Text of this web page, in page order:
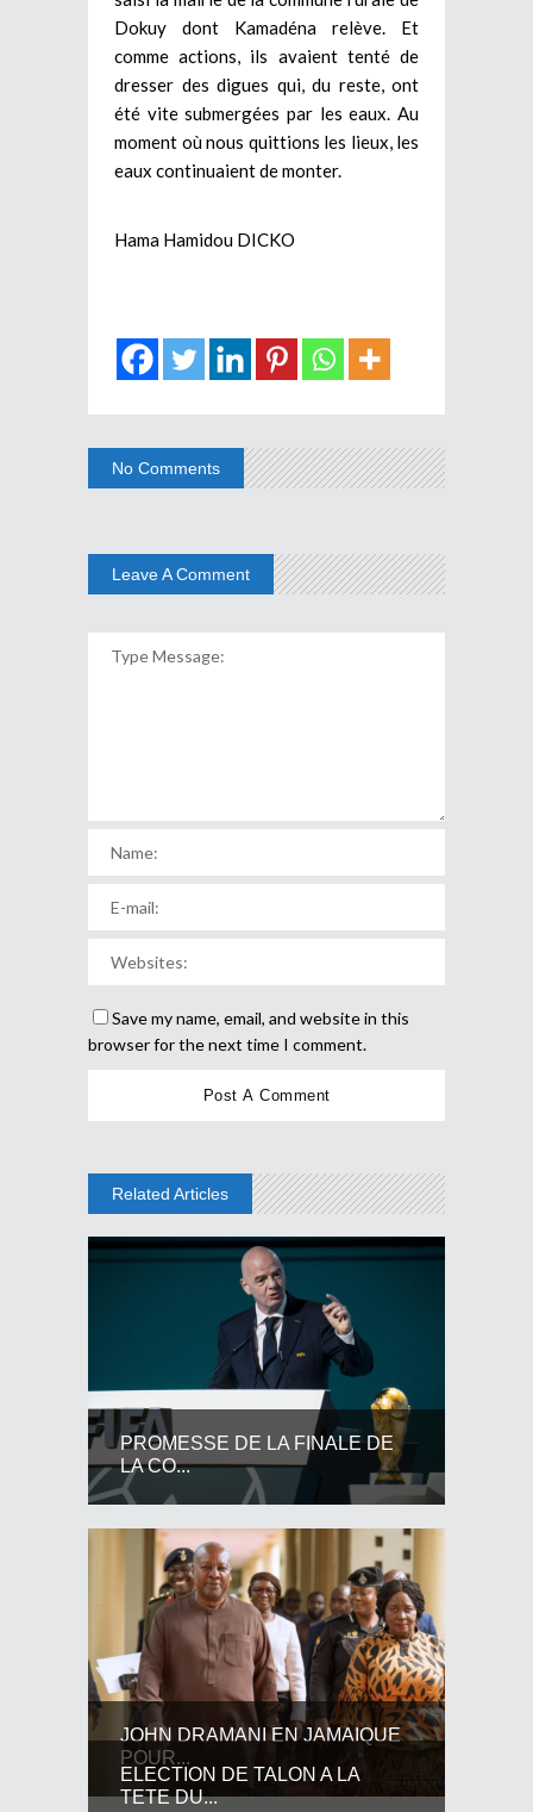
Dokuy dont Kamadéna relève. Et
comme actions, ils avaient tenté de
dresser des digues qui, du reste, ont
été vite submergées par les eaux. Au
moment où nous quittions les lieux, les
eaux continuaient de monter.
Hama Hamidou DICKO
No Comments
Leave A Comment
Save my name, email, and website in this
browser for the next time I comment.
Related Articles
PROMESSE DE LA FINALE DE
LA CO...
JOHN DRAMANI EN JAMAIQUE
POUR...
ELECTION DE TALON A LA
TETE DU...